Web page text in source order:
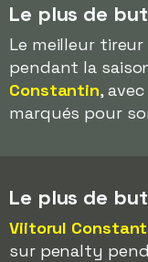
Le plus de
Le meilleur
pendant la
Constantin,
marqués pour
Le plus de
Viitorul
sur penalty